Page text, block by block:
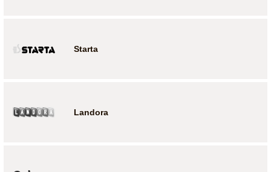
Starta
Landora